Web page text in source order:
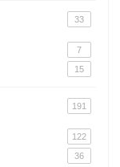
33
7
15
191
122
36